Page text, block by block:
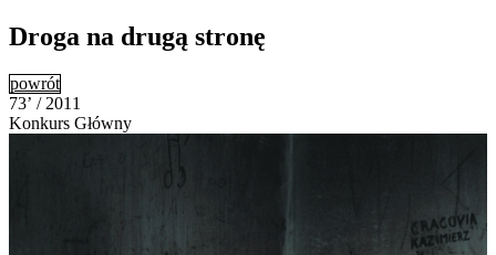
Droga na drugą stronę
powrót
73’ / 2011
Konkurs Główny